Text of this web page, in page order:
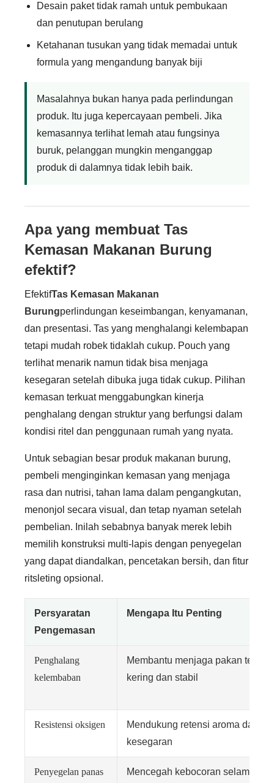
Desain paket tidak ramah untuk pembukaan
dan penutupan berulang
Ketahanan tusukan yang tidak memadai untuk
formula yang mengandung banyak biji
Masalahnya bukan hanya pada perlindungan
produk. Itu juga kepercayaan pembeli. Jika
kemasannya terlihat lemah atau fungsinya
buruk, pelanggan mungkin menganggap
produk di dalamnya tidak lebih baik.
Apa yang membuat Tas
Kemasan Makanan Burung
efektif?
EfektifTas Kemasan Makanan
Burungperlindungan keseimbangan, kenyamanan,
dan presentasi. Tas yang menghalangi kelembapan
tetapi mudah robek tidaklah cukup. Pouch yang
terlihat menarik namun tidak bisa menjaga
kesegaran setelah dibuka juga tidak cukup. Pilihan
kemasan terkuat menggabungkan kinerja
penghalang dengan struktur yang berfungsi dalam
kondisi ritel dan penggunaan rumah yang nyata.
Untuk sebagian besar produk makanan burung,
pembeli menginginkan kemasan yang menjaga
rasa dan nutrisi, tahan lama dalam pengangkutan,
menonjol secara visual, dan tetap nyaman setelah
pembelian. Inilah sebabnya banyak merek lebih
memilih konstruksi multi-lapis dengan penyegelan
yang dapat diandalkan, pencetakan bersih, dan fitur
ritsleting opsional.
Persyaratan
Pengemasan
Mengapa Itu Penting
Penghalang
kelembaban
Membantu menjaga pakan tetap
kering dan stabil
Resistensi oksigen
Mendukung retensi aroma dan
kesegaran
Penyegelan panas
Mencegah kebocoran selama